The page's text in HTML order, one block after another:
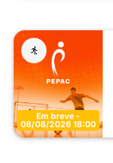
Em breve -
08/08/2026 18:00